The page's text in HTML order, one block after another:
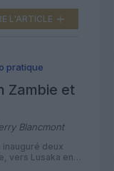
s’envoler vers
1er décembre
l’été
L'ARTICLE
pratique
Zambie et
Blancmont
inauguré deux
vers Lusaka en